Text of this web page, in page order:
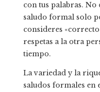
con tus palabras. No
saludo formal solo
consideres
respetas a la otra
tiempo.
La variedad y la
saludos formales en